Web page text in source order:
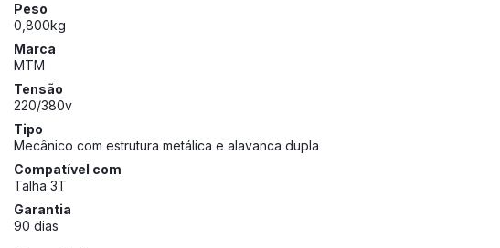
Peso
0,800kg
Marca
MTM
Tensão
220/380v
Tipo
Mecânico com estrutura metálica e alavanca dupla
Compatível com
Talha 3T
Garantia
90 dias